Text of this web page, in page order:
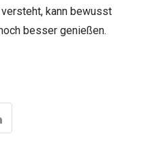
kann bewusst
besser genießen.